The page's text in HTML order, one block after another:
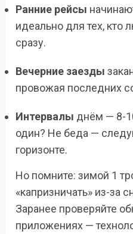
Ранние рейсы
идеально для тех, кто
сразу.
Вечерние заезды
провожая последних
Интервалы днём — 8-
один? Не беда —
горизонте.
Но помните: зимой 1
«капризничать» из-за
Заранее проверяйте
приложениях —